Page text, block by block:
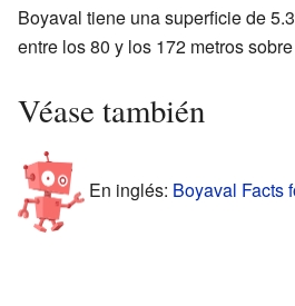
Boyaval tiene una superficie de
entre los 80 y los 172 metros
Véase también
En inglés: Boyaval Facts